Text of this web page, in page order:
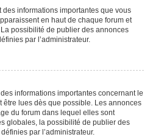
informations importantes que vous
en haut de chaque forum et
possibilité de publier des annonces
par l’administrateur.
informations importantes concernant le
être lues dès que possible. Les annonces
du forum dans lequel elles sont
globales, la possibilité de publier des
par l’administrateur.